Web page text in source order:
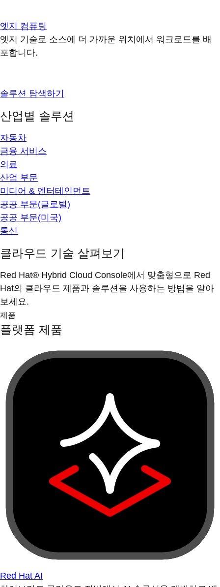
엣지 컴퓨팅
엣지 기술로 소스에 더 가까운 위치에서 워크로드를 배
포합니다.
솔루션 탐색하기
산업별 솔루션
자동차
금융 서비스
의료
산업 부문
미디어 & 엔터테인먼트
공공 부문(글로벌)
공공 부문(미국)
통신
클라우드 기술 살펴보기
Red Hat® Hybrid Cloud Console에서 맞춤형으로 Red
Hat의 클라우드 제품과 솔루션을 사용하는 방법을 알아
보세요.
제품
플랫폼 제품
Red Hat AI